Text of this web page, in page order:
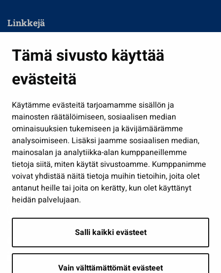
Tämä sivusto käyttää
evästeitä
Käytämme evästeitä tarjoamamme sisällön ja
mainosten räätälöimiseen, sosiaalisen median
ominaisuuksien tukemiseen ja kävijämäärämme
analysoimiseen. Lisäksi jaamme sosiaalisen median,
mainosalan ja analytiikka-alan kumppaneillemme
tietoja siitä, miten käytät sivustoamme. Kumppanimme
voivat yhdistää näitä tietoja muihin tietoihin, joita olet
antanut heille tai joita on kerätty, kun olet käyttänyt
heidän palvelujaan.
Salli kaikki evästeet
Vain välttämättömät evästeet
Linkkejä
Kasvatus ja opetus
Kulttuuri ja liikunta
Työ ja yrittäminen
Osallistu ja asioi
Näytä omat evästeasetukseni
Seuraa meitä